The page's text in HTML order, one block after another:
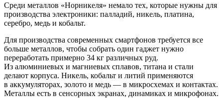
Среди металлов «Норникеля» немало тех, которые нужны для
производства электроники: палладий, никель, платина,
серебро, медь и кобальт.
Для производства современных смартфонов требуется все
больше металлов, чтобы собрать один гаджет нужно
переработать примерно 34 кг различных руд.
Из алюминиевых и магниевых сплавов, титана и стали
делают корпуса. Никель, кобальт и литий применяются
в аккумуляторах, золото и медь — в микросхемах и контактах.
Металлы есть в сенсорных экранах, динамиках и микрофонах.